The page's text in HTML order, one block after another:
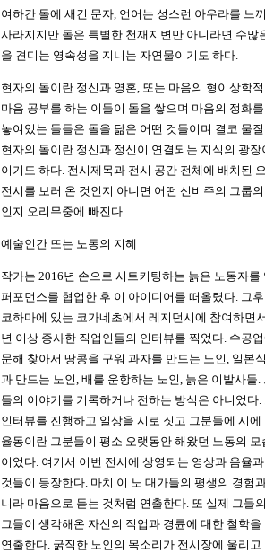
여하간 돌에 새긴 문자, 언어는 성스런 아우라를 느
사라지지만 돌은 특별한 천재지변만 아니라면 수많
을 견디는 영속성을 지니는 자연물이기도 하다.
현자의 돌이란 정신과 영혼, 또는 마음의 형이상학
마음 공부를 하는 이들이 돌을 쌓으며 마음의 정화
놓여있는 돌들은 돌을 닮은 어떤 것들이며 결코 물
현자의 돌이란 정신과 정신이 연결되는 지식의 광
이기도 하다. 전시제목과 전시 공간 전체에 배치된
전시를 보러 온 것인지 아니면 어떤 신비주의 그룹
인지 오리무중에 빠진다.
예술인간 또는 노동의 지혜
작가는 2016년 손으로 시트커팅하는 늙은 노동자
퍼포먼스를 협업한 후 이 아이디어를 떠올렸다. 그
코하마에 있는 코가네초에서 레지던시에 참여하면
년 이상 종사한 직업인들의 인터뷰를 찍었다. 수공
문해 찾아서 땅콩을 구워 과자를 만드는 노인, 일본
과 만드는 노인, 배를 운항하는 노인, 늙은 이발사들
들의 이야기를 기록하거나 전하는 방식은 아니었다
인터뷰를 진행하고 일상을 시로 짓고 그분들에 시
율동이란 그분들이 평소 오랫동안 해왔던 노동의
이었다. 여기서 이번 전시에 상영되는 영상과 음율
것들이 등장한다. 마치 이 노 대가들의 평생의 경험
니라 마음으로 듣는 것처럼 연출한다. 또 실제 그들
그들이 생각해온 자신의 직업과 경륜에 대한 철학
연출한다. 굵직한 노인의 목소리가 전시장에 울리